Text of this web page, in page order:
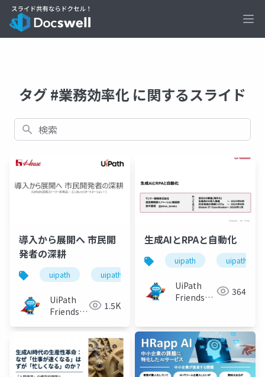
タグ #業務効率化 に関するスライド
検索
導入から展開へ 市民開
発者の深耕
uipath uipathfriends
UiPath
Friends
1.5K
生成AIとRPAと自動化
uipath
UiPath
Friends
364